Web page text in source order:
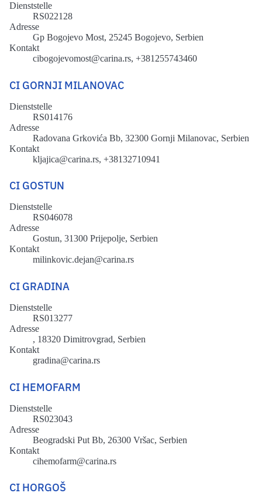
Dienststelle
RS022128
Adresse
Gp Bogojevo Most, 25245 Bogojevo, Serbien
Kontakt
cibogojevomost@carina.rs, +381255743460
CI GORNJI MILANOVAC
Dienststelle
RS014176
Adresse
Radovana Grkovića Bb, 32300 Gornji Milanovac, Serbien
Kontakt
kljajica@carina.rs, +38132710941
CI GOSTUN
Dienststelle
RS046078
Adresse
Gostun, 31300 Prijepolje, Serbien
Kontakt
milinkovic.dejan@carina.rs
CI GRADINA
Dienststelle
RS013277
Adresse
, 18320 Dimitrovgrad, Serbien
Kontakt
gradina@carina.rs
CI HEMOFARM
Dienststelle
RS023043
Adresse
Beogradski Put Bb, 26300 Vršac, Serbien
Kontakt
cihemofarm@carina.rs
CI HORGOŠ